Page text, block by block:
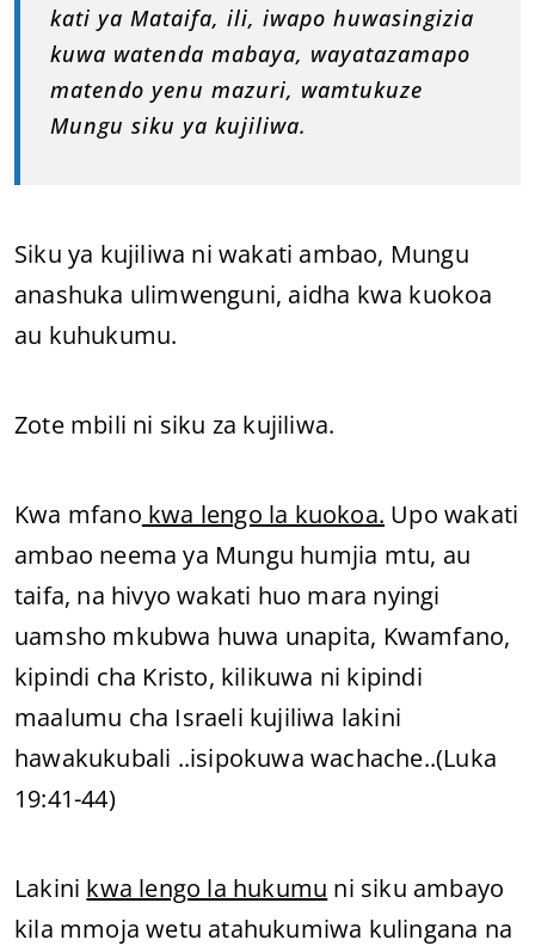
kati ya Mataifa, ili, iwapo huwasingizia
kuwa watenda mabaya, wayatazamapo
matendo yenu mazuri, wamtukuze
Mungu siku ya kujiliwa.
Siku ya kujiliwa ni wakati ambao, Mungu
anashuka ulimwenguni, aidha kwa kuokoa
au kuhukumu.
Zote mbili ni siku za kujiliwa.
Kwa mfano kwa lengo la kuokoa. Upo wakati
ambao neema ya Mungu humjia mtu, au
taifa, na hivyo wakati huo mara nyingi
uamsho mkubwa huwa unapita, Kwamfano,
kipindi cha Kristo, kilikuwa ni kipindi
maalumu cha Israeli kujiliwa lakini
hawakukubali ..isipokuwa wachache..(Luka
19:41-44)
Lakini kwa lengo la hukumu ni siku ambayo
kila mmoja wetu atahukumiwa kulingana na